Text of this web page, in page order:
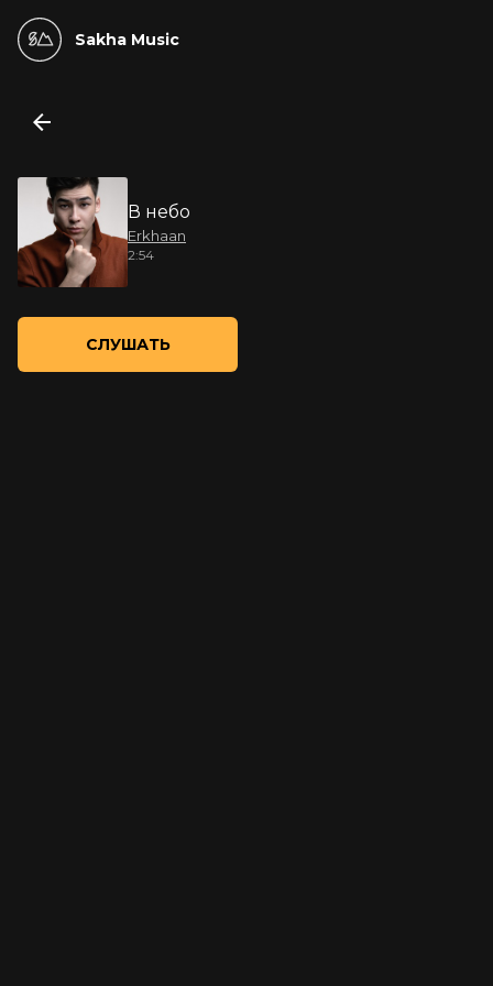
Sakha Music
В небо
Erkhaan
2:54
СЛУШАТЬ